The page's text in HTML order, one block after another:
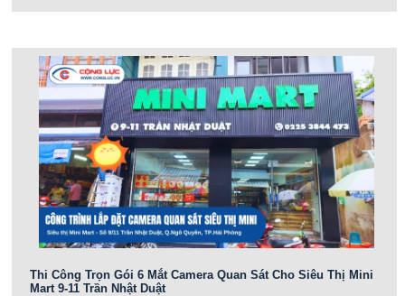
Thi Công Trọn Gói 6 Mắt Camera Quan Sát Cho Siêu Thị Mini
Mart 9-11 Trần Nhật Duật